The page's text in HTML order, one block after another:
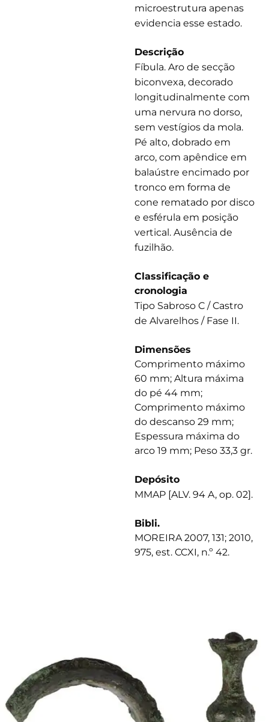
microestrutura apenas
evidencia esse estado.
Descrição
Fíbula. Aro de secção
biconvexa, decorado
longitudinalmente com
uma nervura no dorso,
sem vestígios da mola.
Pé alto, dobrado em
arco, com apêndice em
balaústre encimado por
tronco em forma de
cone rematado por disco
e esférula em posição
vertical. Ausência de
fuzilhão.
Classificação e
cronologia
Tipo Sabroso C / Castro
de Alvarelhos / Fase II.
Dimensões
Comprimento máximo
60 mm; Altura máxima
do pé 44 mm;
Comprimento máximo
do descanso 29 mm;
Espessura máxima do
arco 19 mm; Peso 33,3 gr.
Depósito
MMAP [ALV. 94 A, op. 02].
Bibli.
MOREIRA 2007, 131; 2010,
975, est. CCXI, n.º 42.